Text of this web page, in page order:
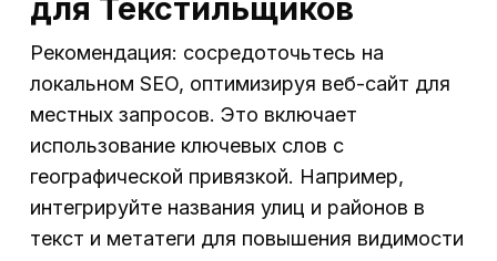
для Текстильщиков
Рекомендация: сосредоточьтесь на
локальном SEO, оптимизируя веб-сайт для
местных запросов. Это включает
использование ключевых слов с
географической привязкой. Например,
интегрируйте названия улиц и районов в
текст и метатеги для повышения видимости